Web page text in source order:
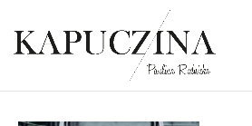
12 sierpnia 2014
WER_7539
Written by